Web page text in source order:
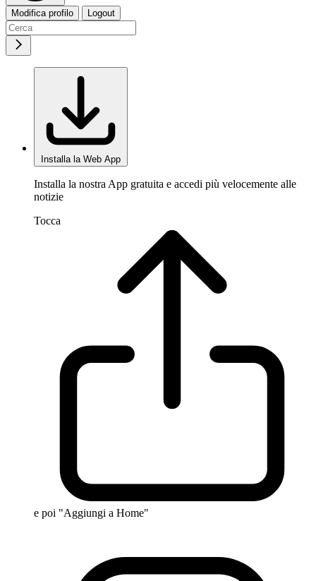
Modifica profilo Logout
Installa la Web App
Installa la nostra App gratuita e accedi più velocemente alle
notizie
Tocca
e poi "Aggiungi a Home"